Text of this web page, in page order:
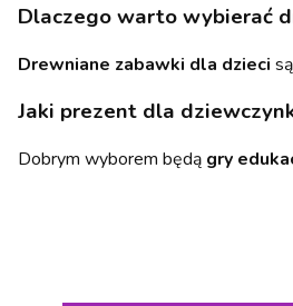
Dlaczego warto wybierać
Drewniane zabawki dla dzieci
Jaki prezent dla
Dobrym wyborem będą gry